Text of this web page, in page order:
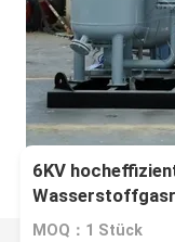
6KV
ASME-Zertifikat
MOQ：1 Stück